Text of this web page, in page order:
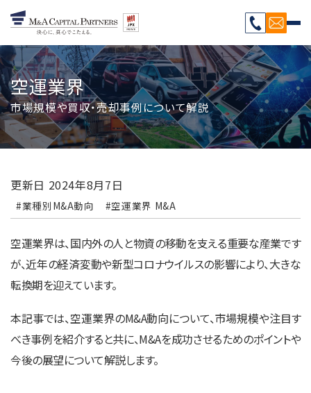
空運業界
市場規模や買収・売却事例について解説
更新日 2024年8月7日
#業種別M&A動向 #空運業界 M&A
空運業界は、国内外の人と物資の移動を支える重要な産業です
が、近年の経済変動や新型コロナウイルスの影響により、大きな
転換期を迎えています。
本記事では、空運業界のM&A動向について、市場規模や注目す
べき事例を紹介すると共に、M&Aを成功させるためのポイントや
今後の展望について解説します。